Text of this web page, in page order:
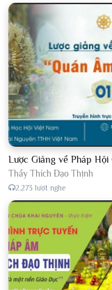
Thầy Thích Đạo Thịnh
2.273 lượt nghe